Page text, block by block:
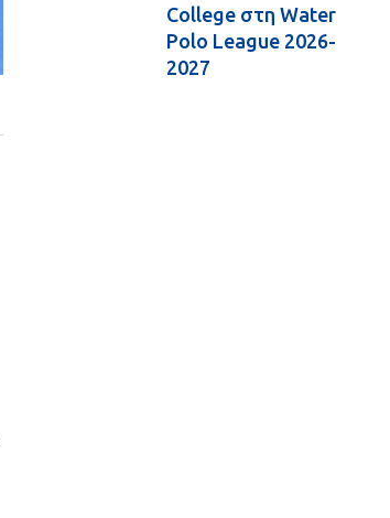
College στη Water
Polo League 2026-
2027